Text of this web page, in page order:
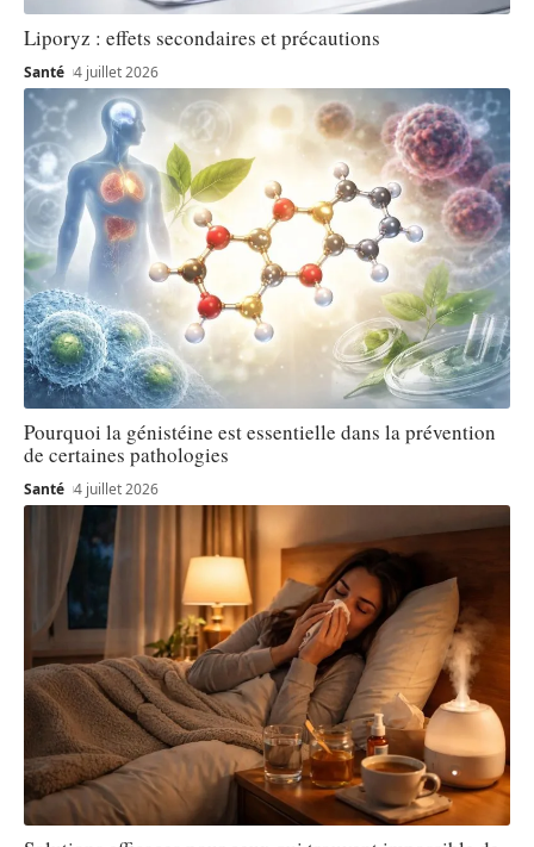
Liporyz : effets secondaires et précautions
Santé 4 juillet 2026
Pourquoi la génistéine est essentielle dans la prévention
de certaines pathologies
Santé 4 juillet 2026